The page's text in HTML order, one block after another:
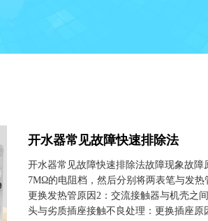
开水器常见故障快速排除法
开水器常见故障快速排除法故障现象故
7MΩ的电阻档，然后分别将两表笔与发
更换发热管原因2：交流接触器与机壳之
头与劣质插座接触不良处理：更换插座